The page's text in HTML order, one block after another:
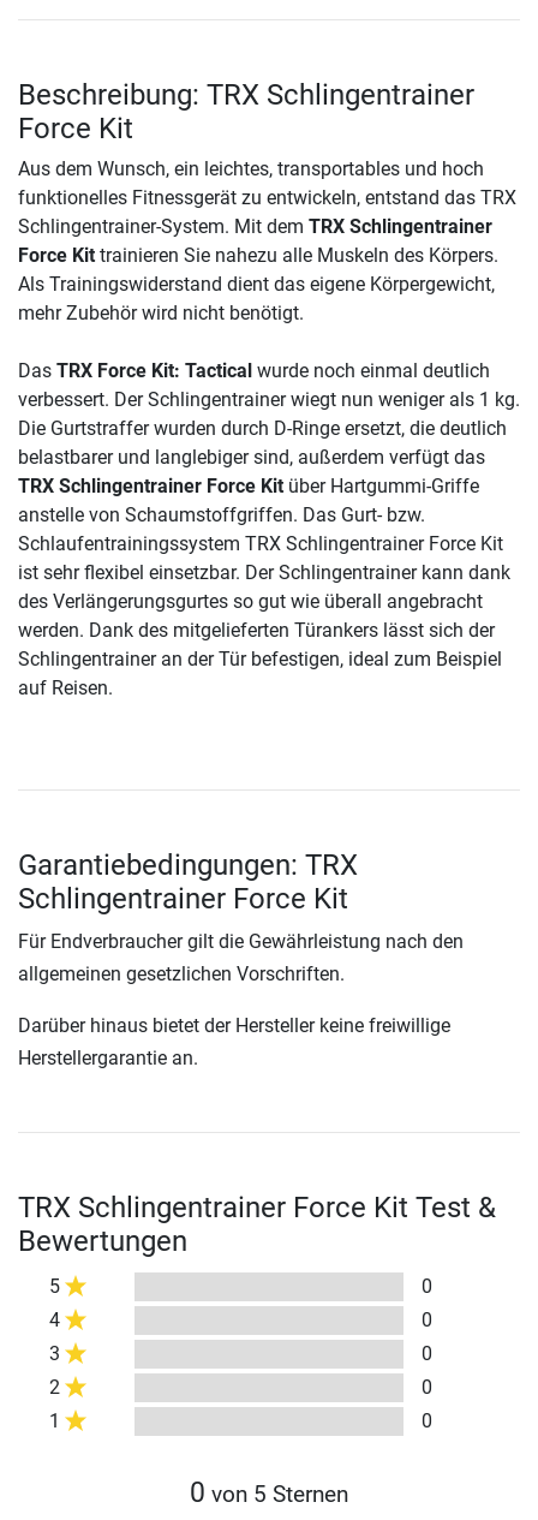
Beschreibung: TRX Schlingentrainer
Force Kit
Aus dem Wunsch, ein leichtes, transportables und hoch
funktionelles Fitnessgerät zu entwickeln, entstand das TRX
Schlingentrainer-System. Mit dem TRX Schlingentrainer
Force Kit trainieren Sie nahezu alle Muskeln des Körpers.
Als Trainingswiderstand dient das eigene Körpergewicht,
mehr Zubehör wird nicht benötigt.
Das TRX Force Kit: Tactical wurde noch einmal deutlich
verbessert. Der Schlingentrainer wiegt nun weniger als 1 kg.
Die Gurtstraffer wurden durch D-Ringe ersetzt, die deutlich
belastbarer und langlebiger sind, außerdem verfügt das
TRX Schlingentrainer Force Kit über Hartgummi-Griffe
anstelle von Schaumstoffgriffen. Das Gurt- bzw.
Schlaufentrainingssystem TRX Schlingentrainer Force Kit
ist sehr flexibel einsetzbar. Der Schlingentrainer kann dank
des Verlängerungsgurtes so gut wie überall angebracht
werden. Dank des mitgelieferten Türankers lässt sich der
Schlingentrainer an der Tür befestigen, ideal zum Beispiel
auf Reisen.
Garantiebedingungen: TRX
Schlingentrainer Force Kit
Für Endverbraucher gilt die Gewährleistung nach den
allgemeinen gesetzlichen Vorschriften.
Darüber hinaus bietet der Hersteller keine freiwillige
Herstellergarantie an.
TRX Schlingentrainer Force Kit Test &
Bewertungen
5
0
4
0
3
0
2
0
1
0
0 von 5 Sternen